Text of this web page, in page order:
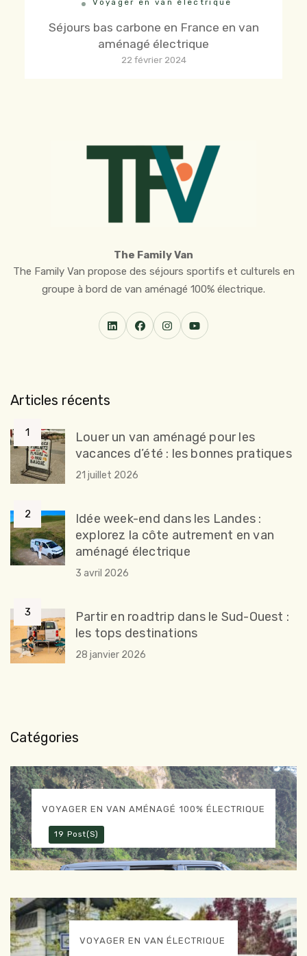
Voyager en van électrique
Séjours bas carbone en France en van
aménagé électrique
22 février 2024
The Family Van
The Family Van propose des séjours sportifs et culturels en
groupe à bord de van aménagé 100% électrique.
Articles récents
Louer un van aménagé pour les
vacances d’été : les bonnes pratiques
21 juillet 2026
Idée week-end dans les Landes :
explorez la côte autrement en van
aménagé électrique
3 avril 2026
Partir en roadtrip dans le Sud-Ouest :
les tops destinations
28 janvier 2026
Catégories
VOYAGER EN VAN AMÉNAGÉ 100% ÉLECTRIQUE
19 Post(s)
VOYAGER EN VAN ÉLECTRIQUE